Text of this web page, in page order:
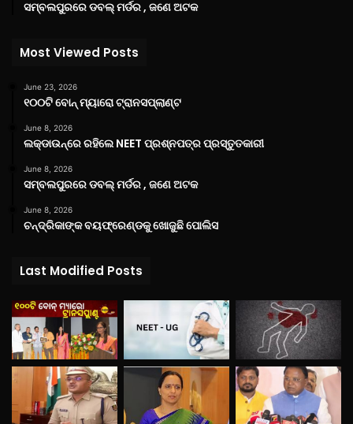
ସମ୍ବଲପୁରରେ ଡବଲ୍ ମର୍ଡର , ଜଣେ ଅଟକ
Most Viewed Posts
June 23, 2026
୧୦୦ଟି ବୋନ୍ ମ୍ୟାରୋ ଟ୍ରାନସପ୍ଲାଣ୍ଟ
June 8, 2026
ଲକ୍‌ଡାଉନ୍‌ରେ ରହିଲେ NEET ପ୍ରଶ୍ନପତ୍ର ପ୍ରସ୍ତୁତକାରୀ
June 8, 2026
ସମ୍ବଲପୁରରେ ଡବଲ୍ ମର୍ଡର , ଜଣେ ଅଟକ
June 8, 2026
ଚନ୍ଦ୍ରିକାଙ୍କ ବୟଫ୍ରେଣ୍ଡକୁ ଖୋଜୁଛି ପୋଲିସ
Last Modified Posts